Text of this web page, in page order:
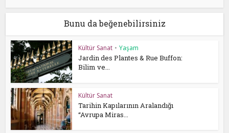
Bunu da beğenebilirsiniz
Kültür Sanat • Yaşam
Jardin des Plantes & Rue Buffon:
Bilim ve...
Kültür Sanat
Tarihin Kapılarının Aralandığı
“Avrupa Miras...